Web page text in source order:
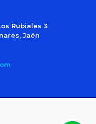
Rubiales 3
Jaén